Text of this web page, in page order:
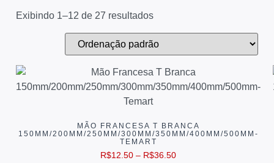
Exibindo 1–12 de 27 resultados
MÃO FRANCESA T BRANCA
150MM/200MM/250MM/300MM/350MM/400MM/500MM-
TEMART
R$12.50 – R$36.50